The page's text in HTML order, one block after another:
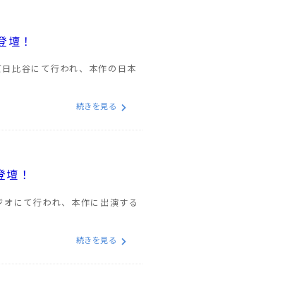
！
比谷にて行われ、本作の日本
続きを見る
！
にて行われ、本作に出演する
続きを見る